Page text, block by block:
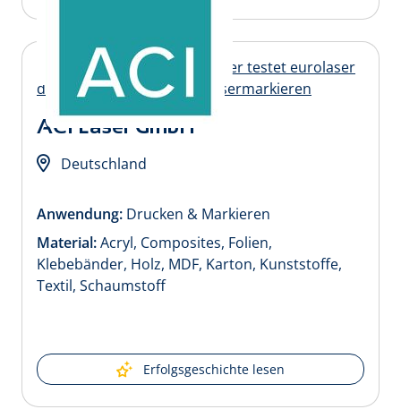
ACI Laser GmbH
Deutschland
Anwendung: Drucken & Markieren
Material:Acryl, Composites, Folien,
Klebebänder, Holz, MDF, Karton, Kunststoffe,
Textil, Schaumstoff
Erfolgsgeschichte lesen